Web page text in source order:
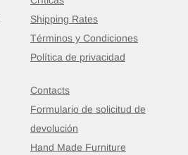
Shipping Rates
Términos y Condiciones
Política de privacidad
Contacts
Formulario de solicitud de
devolución
Hand Made Furniture